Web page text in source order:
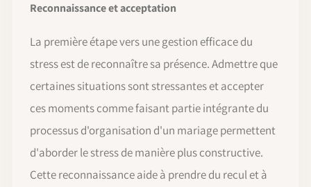
Reconnaissance et acceptation
La première étape vers une gestion efficace du
stress est de reconnaître sa présence. Admettre que
certaines situations sont stressantes et accepter
ces moments comme faisant partie intégrante du
processus d'organisation d'un mariage permettent
d'aborder le stress de manière plus constructive.
Cette reconnaissance aide à prendre du recul et à